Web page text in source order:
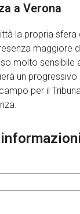
a Verona
la propria
maggiore
molto
un
per il